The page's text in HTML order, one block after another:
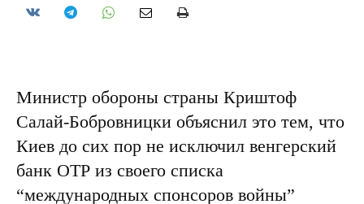
Министр обороны страны Криштоф
Салай-Бобровницки объяснил это тем, что
Киев до сих пор не исключил венгерский
банк OTP из своего списка
“международных спонсоров войны”